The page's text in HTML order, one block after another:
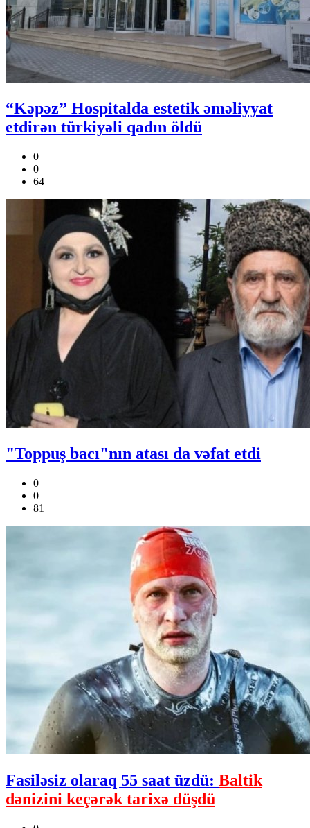
“Kəpəz” Hospitalda estetik əməliyyat
etdirən türkiyəli qadın öldü
0
0
64
"Toppuş bacı"nın atası da vəfat etdi
0
0
81
Fasiləsiz olaraq 55 saat üzdü: Baltik
dənizini keçərək tarixə düşdü